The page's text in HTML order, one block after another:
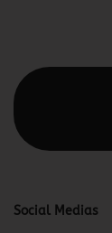
Social Medias